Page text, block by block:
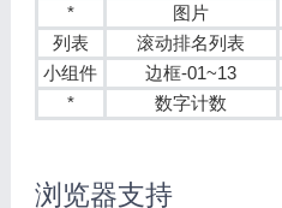
*
图片
列表
滚动排名列表
小组件
边框-01~13
*
数字计数
浏览器支持